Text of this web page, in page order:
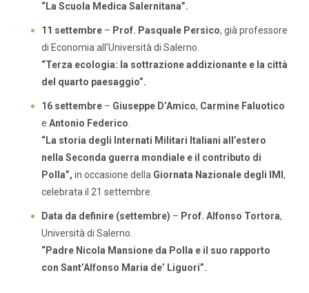
“La Scuola Medica Salernitana”.
11 settembre – Prof. Pasquale Persico, già professore
di Economia all’Università di Salerno.
“Terza ecologia: la sottrazione addizionante e la città
del quarto paesaggio”.
16 settembre – Giuseppe D’Amico, Carmine Faluotico
e Antonio Federico
“La storia degli Internati Militari Italiani all’estero
nella Seconda guerra mondiale e il contributo di
Polla”, in occasione della Giornata Nazionale degli IMI ,
celebrata il 21 settembre.
Data da definire (settembre) – Prof. Alfonso Tortora,
Università di Salerno.
“Padre Nicola Mansione da Polla e il suo rapporto
con Sant’Alfonso Maria de’ Liguori”.